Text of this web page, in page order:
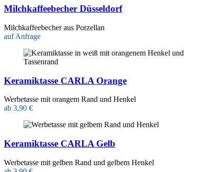
Milchkaffeebecher Düsseldorf
Milchkaffeebecher aus Porzellan
auf Anfrage
Keramiktasse CARLA Orange
Werbetasse mit orangem Rand und Henkel
ab 3,90 €
Keramiktasse CARLA Gelb
Werbetasse mit gelben Rand und gelbem Henkel